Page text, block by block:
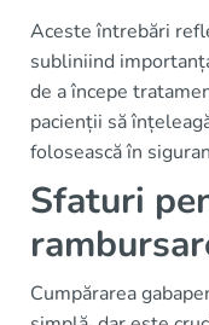
Aceste întrebări
subliniind
de a începe
pacienții să
folosească în
Sfaturi
Cumpărarea